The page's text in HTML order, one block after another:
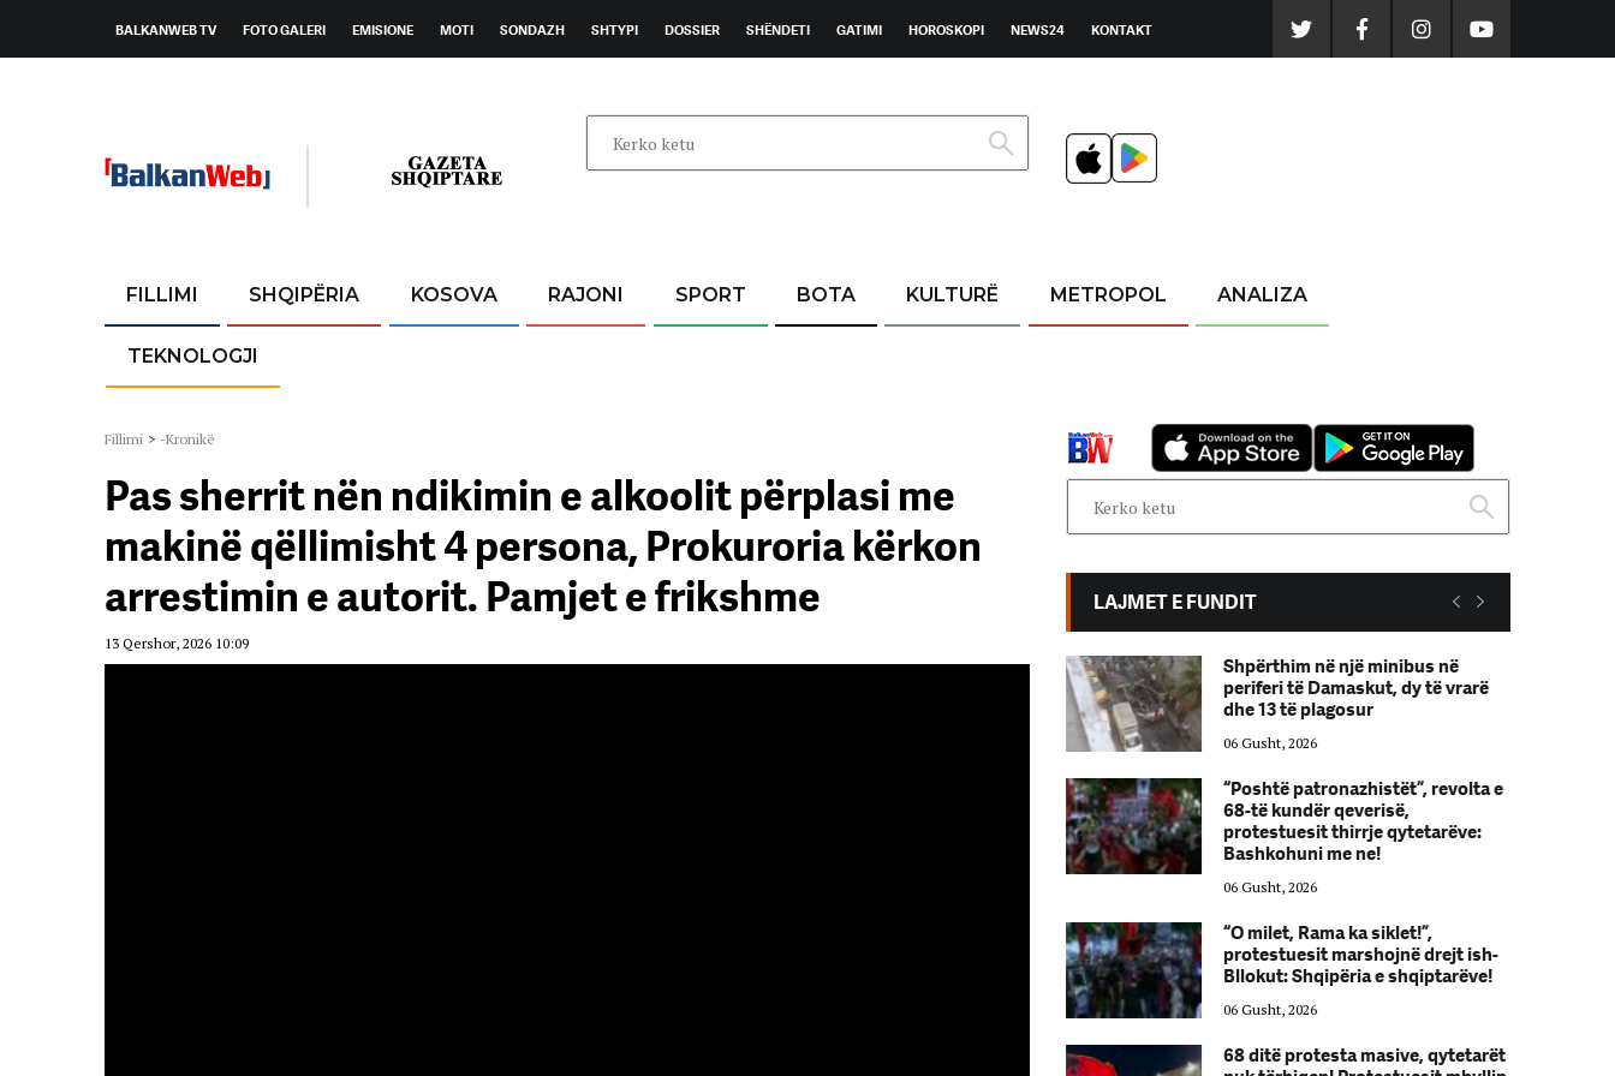
BALKANWEB TV FOTO GALERI EMISIONE MOTI SONDAZH SHTYPI DOSSIER SHËNDETI GATIMI HOROSKOPI NEWS24 KONTAKT
FILLIMI SHQIPËRIA KOSOVA RAJONI SPORT BOTA KULTURË METROPOL ANALIZA
TEKNOLOGJI
Fillimi > -Kronikë
Pas sherrit nën ndikimin e alkoolit përplasi me
makinë qëllimisht 4 persona, Prokuroria kërkon
arrestimin e autorit. Pamjet e frikshme
13 Qershor, 2026 10:09
LAJMET E FUNDIT
Shpërthim në një minibus në
Shpërthim në një minibus në
periferi të Damaskut, dy të vrarë
dhe 13 të plagosur
06 Gusht, 2026
“Poshtë patronazhistët”, revolta e
68-të kundër qeverisë,
protestuesit thirrje qytetarëve:
Bashkohuni me ne!
06 Gusht, 2026
“O milet, Rama ka siklet!”,
protestuesit marshojnë drejt ish-
Bllokut: Shqipëria e shqiptarëve!
06 Gusht, 2026
68 ditë protesta masive, qytetarët